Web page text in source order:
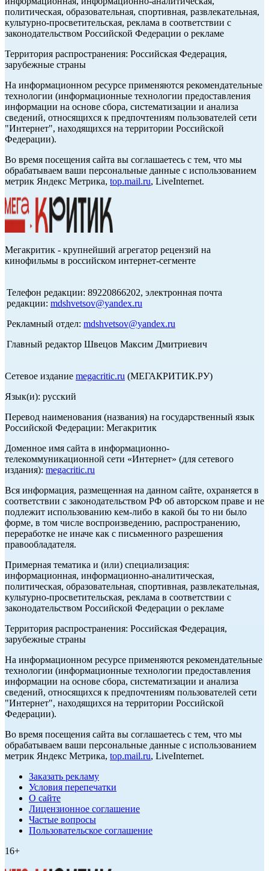
политическая, образовательная, спортивная, развлекательная,
культурно-просветительская, реклама в соответствии с
законодательством Российской Федерации о рекламе
Территория распространения: Российская Федерация,
зарубежные страны
На информационном ресурсе применяются рекомендательные
технологии (информационные технологии предоставления
информации на основе сбора, систематизации и анализа
сведений, относящихся к предпочтениям пользователей сети
"Интернет", находящихся на территории Российской
Федерации).
Во время посещения сайта вы соглашаетесь с тем, что мы
обрабатываем ваши персональные данные с использованием
метрик Яндекс Метрика, top.mail.ru, LiveInternet.
Мегакритик - крупнейший агрегатор рецензий на
кинофильмы в российском интернет-сегменте
Телефон редакции: 89220866202, электронная почта
редакции: mdshvetsov@yandex.ru
Рекламный отдел: mdshvetsov@yandex.ru
Главный редактор Швецов Максим Дмитриевич
Сетевое издание megacritic.ru (МЕГАКРИТИК.РУ)
Язык(и): русский
Перевод наименования (названия) на государственный язык
Российской Федерации: Мегакритик
Доменное имя сайта в информационно-
телекоммуникационной сети «Интернет» (для сетевого
издания): megacritic.ru
Вся информация, размещенная на данном сайте, охраняется в
соответствии с законодательством РФ об авторском праве и не
подлежит использованию кем-либо в какой бы то ни было
форме, в том числе воспроизведению, распространению,
переработке не иначе как с письменного разрешения
правообладателя.
Примерная тематика и (или) специализация:
информационная, информационно-аналитическая,
политическая, образовательная, спортивная, развлекательная,
культурно-просветительская, реклама в соответствии с
законодательством Российской Федерации о рекламе
Территория распространения: Российская Федерация,
зарубежные страны
На информационном ресурсе применяются рекомендательные
технологии (информационные технологии предоставления
информации на основе сбора, систематизации и анализа
сведений, относящихся к предпочтениям пользователей сети
"Интернет", находящихся на территории Российской
Федерации).
Во время посещения сайта вы соглашаетесь с тем, что мы
обрабатываем ваши персональные данные с использованием
метрик Яндекс Метрика, top.mail.ru, LiveInternet.
Заказать рекламу
Условия перепечатки
О сайте
Лицензионное соглашение
Частые вопросы
Пользовательское соглашение
16+